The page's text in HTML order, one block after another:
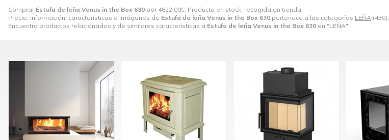
Comprar Estufa de leña Venus in the Box 630 por 4822,00€. Producto en stock, recogida en tienda.
Precio, información, características e imágenes de Estufa de leña Venus in the Box 630 pertenece a las categorías LEÑA (430),
Encuentra productos relacionados y de similares características a Estufa de leña Venus in the Box 630 en "LEÑA".